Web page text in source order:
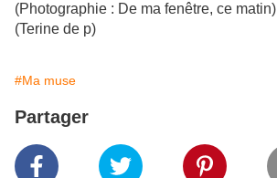
(Photographie : De ma fenêtre, ce matin)
(Terine de p)
#Ma muse
Partager